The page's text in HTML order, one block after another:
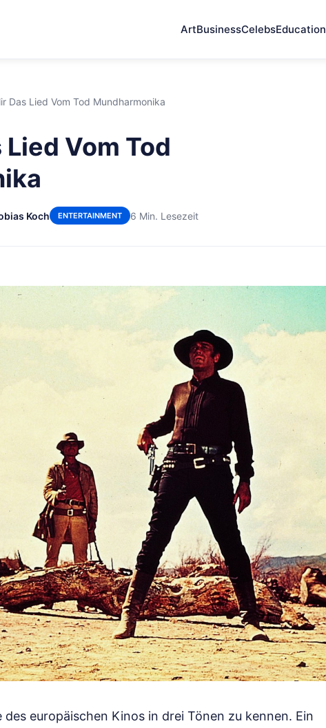
ArtBusinessCelebsEducation
Das Lied Vom Tod Mundharmonika
Vom Tod
Koch ENTERTAINMENT 6 Min. Lesezeit
europäischen Kinos in drei Tönen zu kennen. Ein